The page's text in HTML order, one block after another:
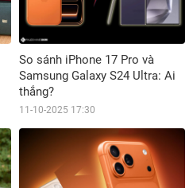
So sánh iPhone 17 Pro và
Samsung Galaxy S24 Ultra: Ai
thắng?
11-10-2025 17:30